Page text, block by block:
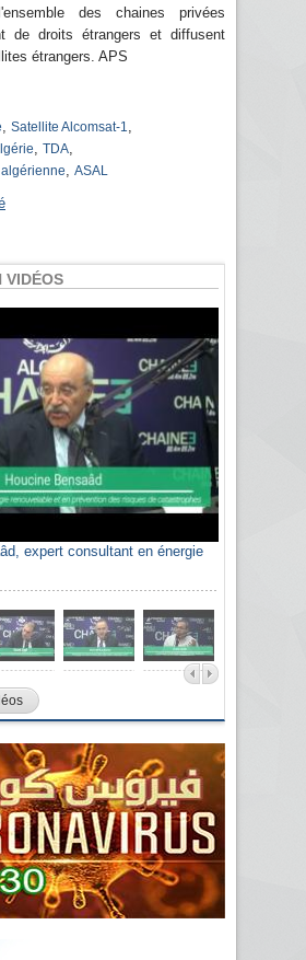
des chaines privées
de droits étrangers et diffusent
étrangers. APS
Satellite Alcomsat-1
TDA
ASAL
VIDÉOS
expert consultant en énergie